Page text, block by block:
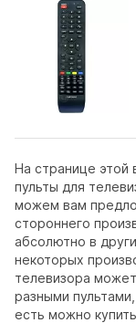
На странице
пульты для
можем вам
стороннего
абсолютно в
некоторых
телевизора
разными
есть можно